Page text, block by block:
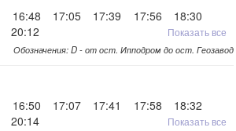
16:48 17:05 17:39 17:56
18:30
20:12 Показать все
Обозначения: D - от ост. Ипподром до ост. Геозавод
16:50 17:07 17:41 17:58
18:32
20:14 Показать все